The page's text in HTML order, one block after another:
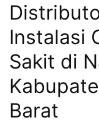
Instalasi
Sakit di
Barat